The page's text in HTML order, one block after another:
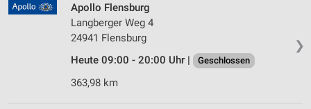
❯
Apollo Flensburg
Langberger Weg 4
24941 Flensburg
Heute 09:00 - 20:00 Uhr |
Geschlossen
363,98 km